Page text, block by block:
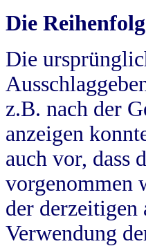
Die
Die
z.B. nach der
anzeigen
auch vor, dass
vorgenommen
der derzeitigen
Verwendung